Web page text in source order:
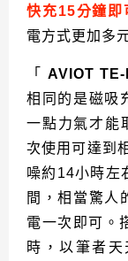
快充15分鐘即
電方式更加多
「 AVIOT
相同的是磁吸
一點力氣才能
次使用可達到
噪約14小時左
間，相當驚人
電一次即可。
時，以筆者